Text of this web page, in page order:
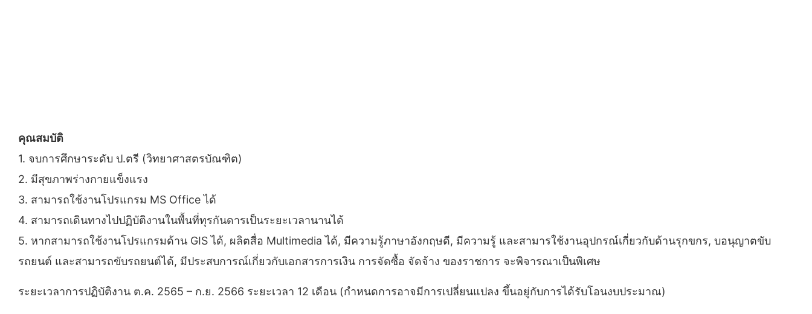
คุณสมบัติ
1. จบการศึกษาระดับ ป.ตรี (วิทยาศาสตรบัณฑิต)
2. มีสุขภาพร่างกายแข็งแรง
3. สามารถใช้งานโปรแกรม MS Office ได้
4. สามารถเดินทางไปปฏิบัติงานในพื้นที่ทุรกันดารเป็นระยะเวลานานได้
5. หากสามารถใช้งานโปรแกรมด้าน GIS ได้, ผลิตสื่อ Multimedia ได้, มีความรู้ภาษาอังกฤษดี, มีความรู้ และสามารใช้งานอุปกรณ์เกี่ยวกับด้านรุกขกร, บอนุญาตขับ
รถยนต์ และสามารถขับรถยนต์ได้, มีประสบการณ์เกี่ยวกับเอกสารการเงิน การจัดซื้อ จัดจ้าง ของราชการ จะพิจารณาเป็นพิเศษ
ระยะเวลาการปฏิบัติงาน ต.ค. 2565 – ก.ย. 2566 ระยะเวลา 12 เดือน (กำหนดการอาจมีการเปลี่ยนแปลง ขึ้นอยู่กับการได้รับโอนงบประมาณ)